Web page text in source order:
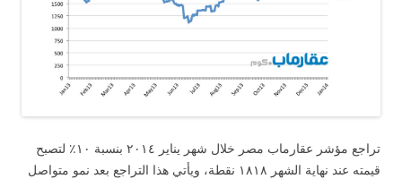
تراجع مؤشر عقارماب مصر خلال شهر يناير ٢٠١٤ بنسبة ١٠٪ لتصبح
قيمته عند نهاية الشهر ١٨١٨ نقطة، ويأتي هذا التراجع بعد نمو متواصل